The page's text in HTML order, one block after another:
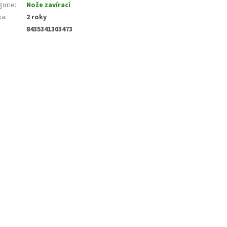
:
Nože zavírací
:
2 roky
8435341303473